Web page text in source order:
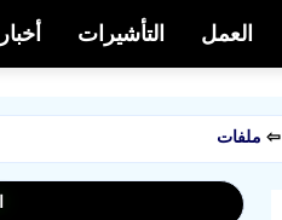
العمل التأشيرات أخبار
⇦ملفات